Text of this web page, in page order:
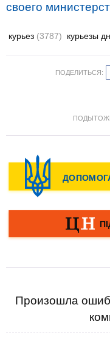
своего
курьез (3787) курьезы
ПОДЕЛИТЬСЯ:
Произошла